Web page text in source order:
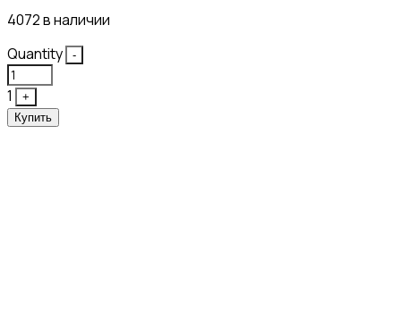
4072 в наличии
Quantity
-
1
+
Купить